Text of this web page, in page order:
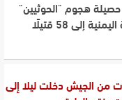
هجوم "الحوثيين"
إلى 58 قتيلًا
من الجيش دخلت ليلا إلى